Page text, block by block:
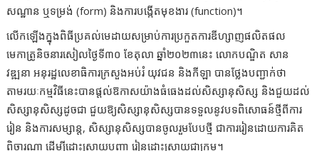
សណ្ឋាន ឬទម្រង់ (form) និងការបង្កើតមុខងារ (function)។
លើកឡើងក្នុងពិធីប្រគល់មេដាយសម្រាប់ការប្រកួតការឌីហ្សាញផលិតផល
មេកាត្រូនិច​នារសៀលថ្ងៃទី៣០ ខែតុលា ឆ្នាំ២០២៣នេះ​ លោកបណ្ឌិត សាន
វឌ្ឍនា អនុរដ្ឋលេខាធិការក្រសួងអប់រំ យុវជន និងកីឡា បានថ្លែងបញ្ជាក់ថា
តាមរយៈកម្មវិធីនេះបានផ្តល់ឱកាសយ៉ាងធំធេងដល់សិស្សានុសិស្ស និងជួយដល់
សិស្សានុសិស្សដូចជា ជួយឱ្យសិស្សានុសិស្សបានទទួលនូវបទពិសោធន៍ថ្មីពីការ
រៀន និងការសម្សាន្ត, សិស្សានុសិស្សបានចូលរួមបែបថ្មី ជាការរៀនដោយការគិត
ពិចារណា ដើម្បីដោះស្រាយបញ្ហា រៀនដោះស្រាយជាក្រុម។